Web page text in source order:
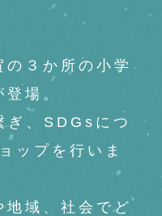
３か所の小学
場。
ぎ、SDGsにつ
ップを行いま
地域、社会でど